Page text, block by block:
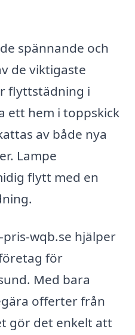
spännande och
de viktigaste
flyttstädning i
ett hem i toppskick
av både nya
Lampe
flytt med en
wqb.se hjälper
för
Med bara
offerter från
gör det enkelt att